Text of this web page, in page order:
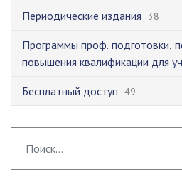
Периодические издания 38
Программы проф. подготовки,
повышения квалификации для
Бесплатный доступ 49